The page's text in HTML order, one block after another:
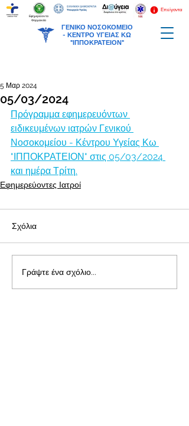
ΓΕΝΙΚΟ ΝΟΣΟΚΟΜΕΙΟ
- ΚΕΝΤΡΟ ΥΓΕΙΑΣ ΚΩ
"ΙΠΠΟΚΡΑΤΕΙΟΝ"
Επείγοντα
Εφημερεύοντα
Φαρμακεία
05/03/2024
5 Μαρ 2024
Πρόγραμμα εφημερευόντων
ειδικευμένων ιατρών Γενικού
Νοσοκομείου - Κέντρου Υγείας Κω
"ΙΠΠΟΚΡΑΤΕΙΟΝ" στις 05/03/2024
και ημέρα Τρίτη.
Εφημερεύοντες Ιατροί
Σχόλια
Γράψτε ένα σχόλιο...